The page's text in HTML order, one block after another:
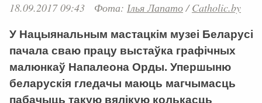
18.09.2017 09:43 Фота: Ілья Лапато/Catholic.by
У Нацыянальным мастацкім музеі Беларусі
пачала сваю працу выстаўка графічных
малюнкаў Напалеона Орды. Упершыню
беларускія гледачы маюць магчымасць
пабачыць такую вялікую колькасць